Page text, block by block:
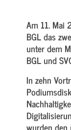
Am 11. Mai
BGL das
unter dem
BGL und
In zehn
wurden den